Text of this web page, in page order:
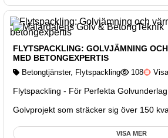
FLYTSPACKLING: GOLVJÄMNING
MED BETONGEXPERTIS
Betongtjänster, Flytspackling 108
Flytspackling - För Perfekta
Golvprojekt som sträcker sig över 150
VISA MER